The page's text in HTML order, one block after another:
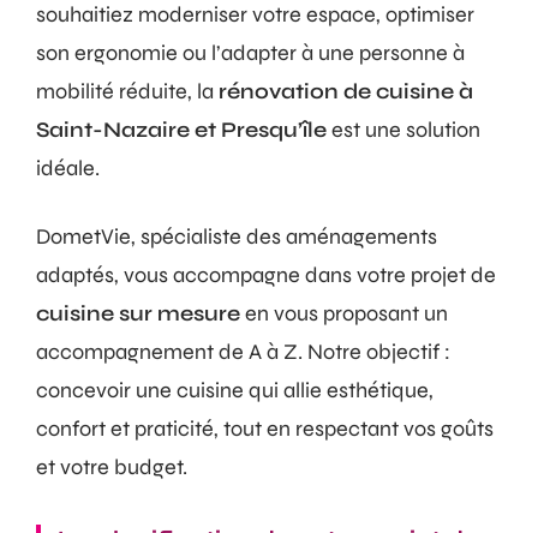
souhaitiez moderniser votre espace, optimiser
son ergonomie ou l’adapter à une personne à
mobilité réduite, la rénovation de cuisine à
Saint-Nazaire et Presqu’îleest une solution
idéale.
DometVie, spécialiste des aménagements
adaptés, vous accompagne dans votre projet de
cuisine sur mesureen vous proposant un
accompagnement de A à Z. Notre objectif :
concevoir une cuisine qui allie esthétique,
confort et praticité, tout en respectant vos goûts
et votre budget.